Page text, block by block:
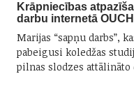
Krāpniecības
darbu internetā
Marijas “sapņu darbs”,
pabeigusi koledžas
pilnas slodzes attālināto